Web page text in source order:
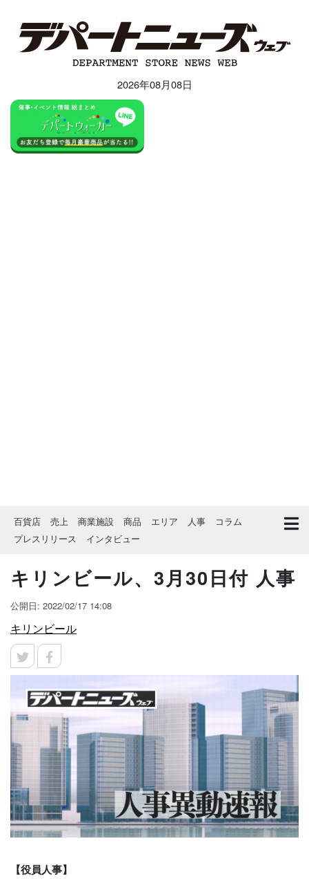
2026年08月08日
百貨店 売上 商業施設 商品 エリア 人事
コラム
プレスリリース
インタビュー
キリンビール、3月30日付 人事
公開日: 2022/02/17 14:08
キリンビール
【役員人事】